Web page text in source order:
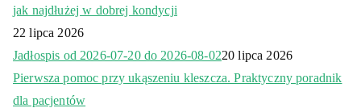
jak najdłużej w dobrej kondycji
22 lipca 2026
Jadłospis od 2026-07-20 do 2026-08-0220 lipca 2026
Pierwsza pomoc przy ukąszeniu kleszcza. Praktyczny poradnik
dla pacjentów